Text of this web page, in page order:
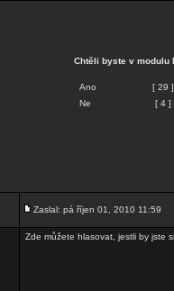
Chtěli byste v
Ano
[ 29
Ne
[ 4
Zaslal: pá říjen 01, 2010 11:59
Zde můžete hlasovat, jestli by jste